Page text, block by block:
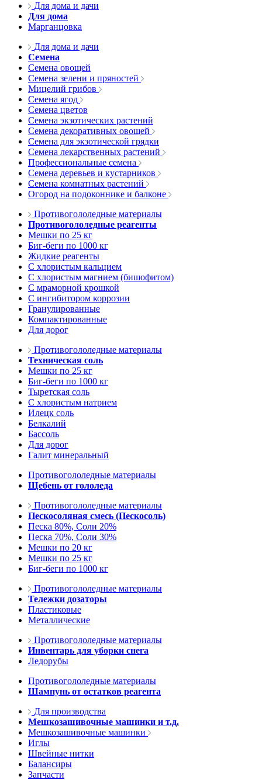
Для дома и дачи
Для дома
Марганцовка
Для дома и дачи
Семена
Семена овощей
Семена зелени и пряностей
Мицелий грибов
Семена ягод
Семена цветов
Семена экзотических растений
Семена декоративных овощей
Семена для экзотической грядки
Семена лекарственных растений
Профессиональные семена
Семена деревьев и кустарников
Семена комнатных растений
Огород на подоконнике и балконе
Противогололедные материалы
Противогололедные реагенты
Мешки по 25 кг
Биг-беги по 1000 кг
Жидкие реагенты
С хлористым кальцием
С хлористым магнием (бишофитом)
С мраморной крошкой
С ингибитором коррозии
Гранулированные
Компактированные
Для дорог
Противогололедные материалы
Техническая соль
Мешки по 25 кг
Биг-беги по 1000 кг
Тыретская соль
С хлористым натрием
Илецк соль
Белкалий
Бассоль
Для дорог
Галит минеральный
Противогололедные материалы
Щебень от гололеда
Противогололедные материалы
Пескосоляная смесь (Пескосоль)
Песка 80%, Соли 20%
Песка 70%, Соли 30%
Мешки по 20 кг
Мешки по 25 кг
Биг-беги по 1000 кг
Противогололедные материалы
Тележки дозаторы
Пластиковые
Металлические
Противогололедные материалы
Инвентарь для уборки снега
Ледорубы
Противогололедные материалы
Шампунь от остатков реагента
Для производства
Мешкозашивочные машинки и т.д.
Мешкозашивочные машинки
Иглы
Швейные нитки
Балансиры
Запчасти